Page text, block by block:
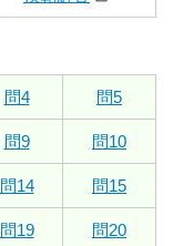
問4 問5
問9 問10
問14 問15
問19 問20